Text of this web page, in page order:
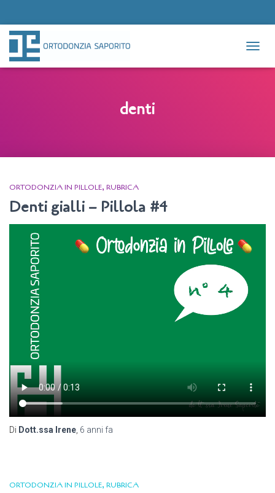
denti
ORTODONZIA IN PILLOLE RUBRICA
Denti gialli – Pillola #4
Di Dott.ssa Irene 6 anni fa
ORTODONZIA IN PILLOLE RUBRICA